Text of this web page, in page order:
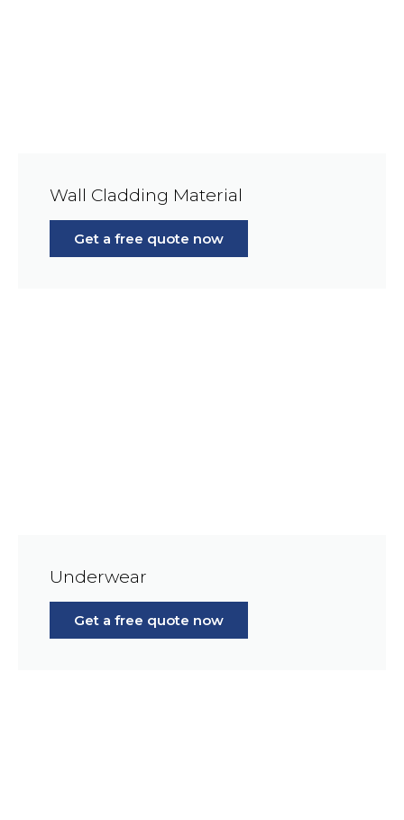
Wall Cladding Material
Get a free quote now
Underwear
Get a free quote now